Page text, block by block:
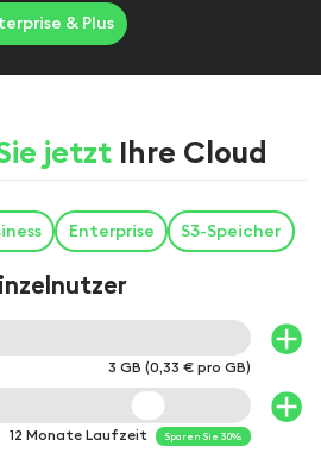
& Plus
jetzt Ihre Cloud
Enterprise S3-Speicher
3 GB (0,33 € pro GB)
12 Monate Laufzeit Sparen Sie 30%